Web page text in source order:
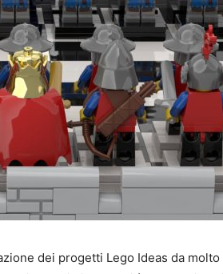
dei progetti Lego Ideas da molto